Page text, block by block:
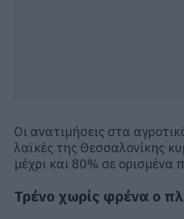
Οι ανατιμήσεις στα
λαϊκές της Θεσσαλονίκης
μέχρι και 80% σε ορισμένα
Τρένο χωρίς φρένα ο